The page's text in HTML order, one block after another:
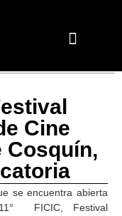
Cine
Cosquín,
se encuentra abierta
FICIC, Festival